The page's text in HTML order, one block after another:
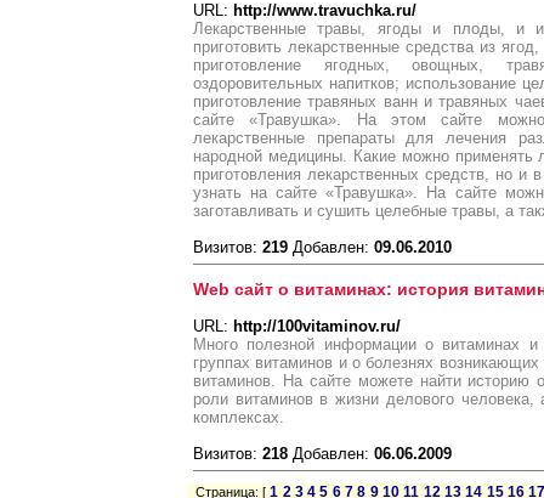
URL: http://www.travuchka.ru/
Лекарственные травы, ягоды и плоды, и
приготовить лекарственные средства из
приготовление ягодных, овощных,
оздоровительных напитков; использование
приготовление травяных ванн и травяных
сайте «Травушка». На этом сайте
лекарственные препараты для лечения
народной медицины. Какие можно применять
приготовления лекарственных средств, но и
узнать на сайте «Травушка». На сайте
заготавливать и сушить целебные травы, а
Визитов: 219 Добавлен: 09.06.2010
Web сайт о витаминах: история
URL: http://100vitaminov.ru/
Много полезной информации о витаминах
группах витаминов и о болезнях
витаминов. На сайте можете найти историю
роли витаминов в жизни делового
комплексах.
Визитов: 218 Добавлен: 06.06.2009
Страница: [1 2 3 4 5 6 7 8 9 10 11 12 13 14 15 16